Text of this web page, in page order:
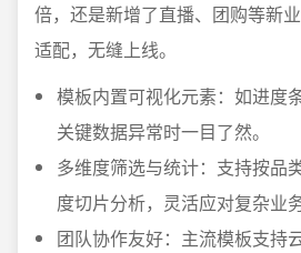
倍，还是新增了直播、团购等新
适配，无缝上线。
模板内置可视化元素：如进度
关键数据异常时一目了然。
多维度筛选与统计：支持按品
度切片分析，灵活应对复杂业
团队协作友好：主流模板支持